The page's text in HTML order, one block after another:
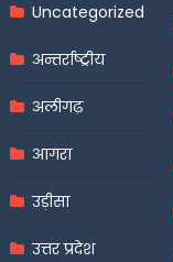
Uncategorized
अन्तर्राष्ट्रीय
अलीगढ़
आगरा
उड़ीसा
उत्तर प्रदेश